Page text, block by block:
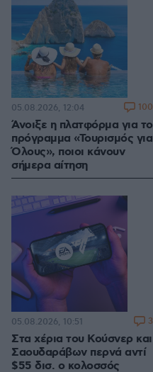
Άνοιξε η πλατφόρμα για το
πρόγραμμα «Τουρισμός για
Όλους», ποιοι κάνουν
σήμερα αίτηση
05.08.2026, 12:04 100
Στα χέρια του Κούσνερ και
Σαουδαράβων περνά αντί
$55 δισ. ο κολοσσός
05.08.2026, 10:51 3